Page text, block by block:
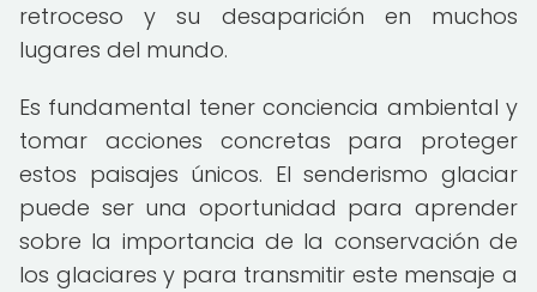
retroceso y su desaparición en muchos
lugares del mundo.
Es fundamental tener conciencia ambiental y
tomar acciones concretas para proteger
estos paisajes únicos. El senderismo glaciar
puede ser una oportunidad para aprender
sobre la importancia de la conservación de
los glaciares y para transmitir este mensaje a